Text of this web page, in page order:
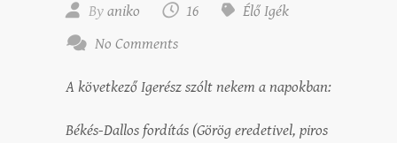
Byaniko 16
Élő Igék
No Comments
A következő Igerész szólt nekem a napokban:
Békés-Dallos fordítás (Görög eredetivel, piros